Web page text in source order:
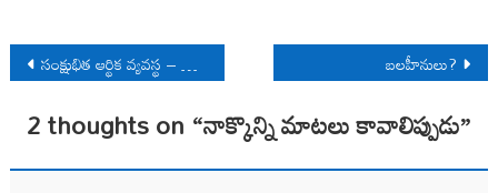
Post
navigation
సంక్షుభిత‌ ఆర్థిక వ్యవస్థ – సమస్యల వలయంలో ప్రజలు బలహీనులు?
2 thoughts on “నాక్కొన్ని మాటలు కావాలిప్పుడు”